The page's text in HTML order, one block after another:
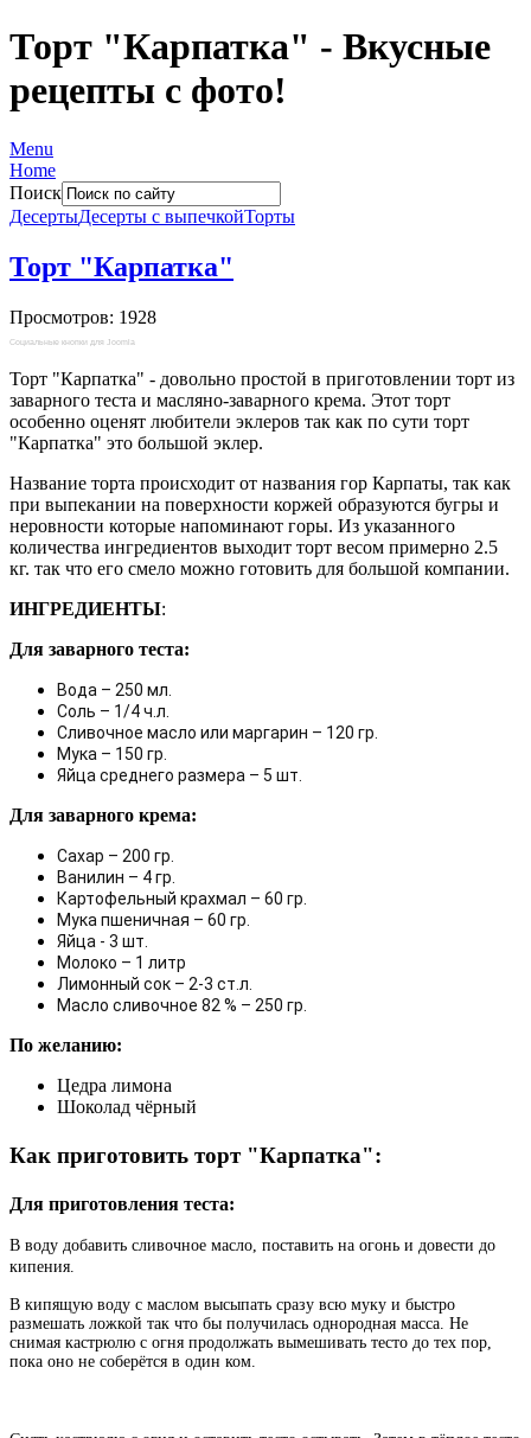
Торт "Карпатка" - Вкусные
рецепты с фото!
Menu
Home
Поиск
ДесертыДесерты с выпечкойТорты
Торт "Карпатка"
Просмотров: 1928
Социальные кнопки для Joomla
Торт "Карпатка" - довольно простой в приготовлении торт из
заварного теста и масляно-заварного крема. Этот торт
особенно оценят любители эклеров так как по сути торт
"Карпатка" это большой эклер.
Название торта происходит от названия гор Карпаты, так как
при выпекании на поверхности коржей образуются бугры и
неровности которые напоминают горы. Из указанного
количества ингредиентов выходит торт весом примерно 2.5
кг. так что его смело можно готовить для большой компании.
ИНГРЕДИЕНТЫ:
Для заварного теста:
Вода – 250 мл.
Соль – 1/4 ч.л.
Сливочное масло или маргарин – 120 гр.
Мука – 150 гр.
Яйца среднего размера – 5 шт.
Для заварного крема:
Сахар – 200 гр.
Ванилин – 4 гр.
Картофельный крахмал – 60 гр.
Мука пшеничная – 60 гр.
Яйца - 3 шт.
Молоко – 1 литр
Лимонный сок – 2-3 ст.л.
Масло сливочное 82 % – 250 гр.
По желанию:
Цедра лимона
Шоколад чёрный
Как приготовить торт "Карпатка":
Для приготовления теста:
В воду добавить сливочное масло, поставить на огонь и довести до
кипения.
В кипящую воду с маслом высыпать сразу всю муку и быстро
размешать ложкой так что бы получилась однородная масса. Не
снимая кастрюлю с огня продолжать вымешивать тесто до тех пор,
пока оно не соберётся в один ком.